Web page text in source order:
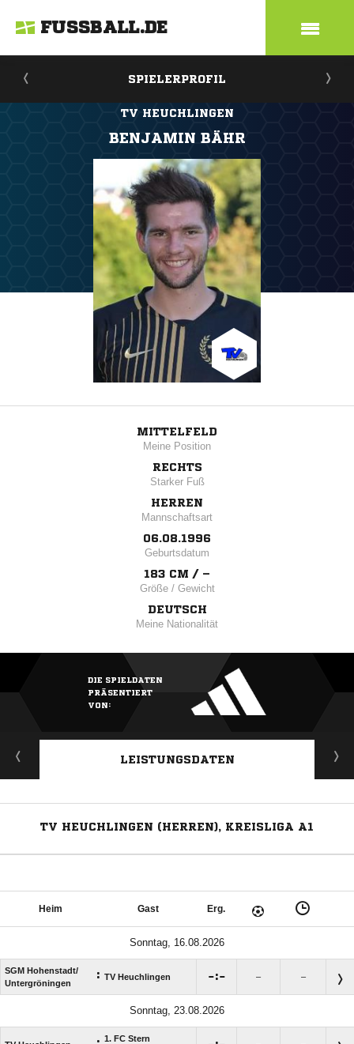
FUSSBALL.DE
SPIELERPROFIL
TV HEUCHLINGEN
BENJAMIN BÄHR
MITTELFELD
Meine Position
RECHTS
Starker Fuß
HERREN
Mannschaftsart
06.08.1996
Geburtsdatum
183 CM / –
Größe / Gewicht
DEUTSCH
Meine Nationalität
DIE SPIELDATEN
PRÄSENTIERT
VON:
LEISTUNGSDATEN
TV HEUCHLINGEN (HERREN), KREISLIGA A1
Heim Gast Erg.
Sonntag, 16.08.2026
SGM Hohenstadt/​
Untergröningen
: TV Heuchlingen : – –
Sonntag, 23.08.2026
1. FC Stern